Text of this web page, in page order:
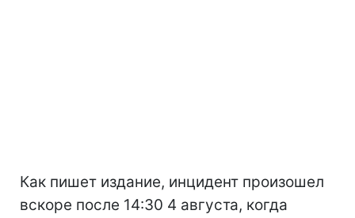
Как пишет издание, инцидент произошел
вскоре после 14:30 4 августа, когда